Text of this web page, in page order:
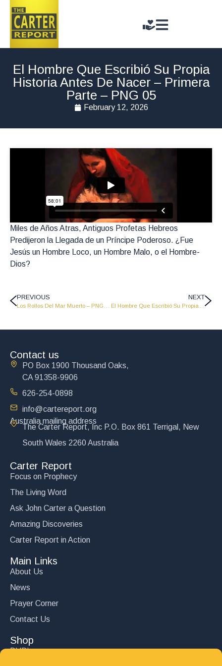
El Hombre Que Escribió Su Propia
Historia Antes De Nacer – Primera
Parte – PNG 05
February 12, 2026
Miles de Años Atras, Antiguos Profetas Hebreos
Predijeron la Llegada de un Príncipe Poderoso. ¿Fue
Jesús un Hombre Loco, un Hombre Malo, o el Hombre-
Dios?
PREVIOUS NEXT
Contact us
PO Box 1900 Thousand Oaks,
CA 91358-9906
626-254-0898
info@cartereport.org
Australia mailing address
The Carter Report, Inc P.O. Box 861 Terrigal, New
South Wales 2260 Australia
Carter Report
Focus on Prophecy
The Living Word
Ask John Carter a Question
Amazing Discoveries
Carter Report in Action
Main Links
About Us
News
Prayer Corner
Contact Us
Shop
DVD’s